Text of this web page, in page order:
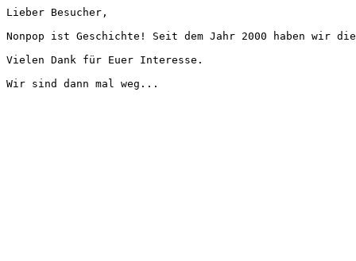
Lieber Besucher,
Nonpop ist Geschichte! Seit dem Jahr 2000 haben wir
Vielen Dank für Euer Interesse.
Wir sind dann mal weg...